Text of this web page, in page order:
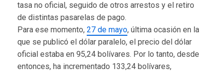
tasa no oficial, seguido de otros arrestos y el retiro
de distintas pasarelas de pago.
Para ese momento, 27 de mayo, última ocasión en la
que se publicó el dólar paralelo, el precio del dólar
oficial estaba en 95,24 bolívares. Por lo tanto, desde
entonces, ha incrementado 133,24 bolívares,